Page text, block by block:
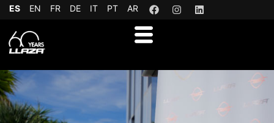
ES EN FR DE IT PT AR